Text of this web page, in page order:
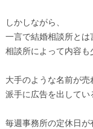
しかしながら、
一言で結婚相談所と
相談所によって内容も
大手のような名前が売
派手に広告を出してい
毎週事務所の定休日が